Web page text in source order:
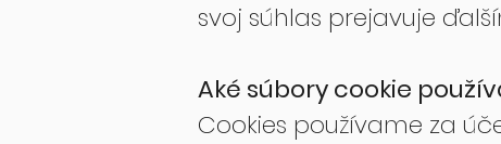
svoj súhlas prejavuje
Aké súbory cookie
Cookies používame za